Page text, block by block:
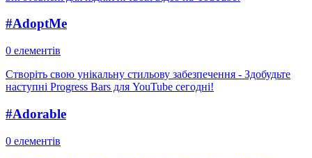
#AdoptMe
0 елементів
Створіть свою унікальну стильову забезпечення - Здобудьте
наступні Progress Bars для YouTube сегодні!
#Adorable
0 елементів